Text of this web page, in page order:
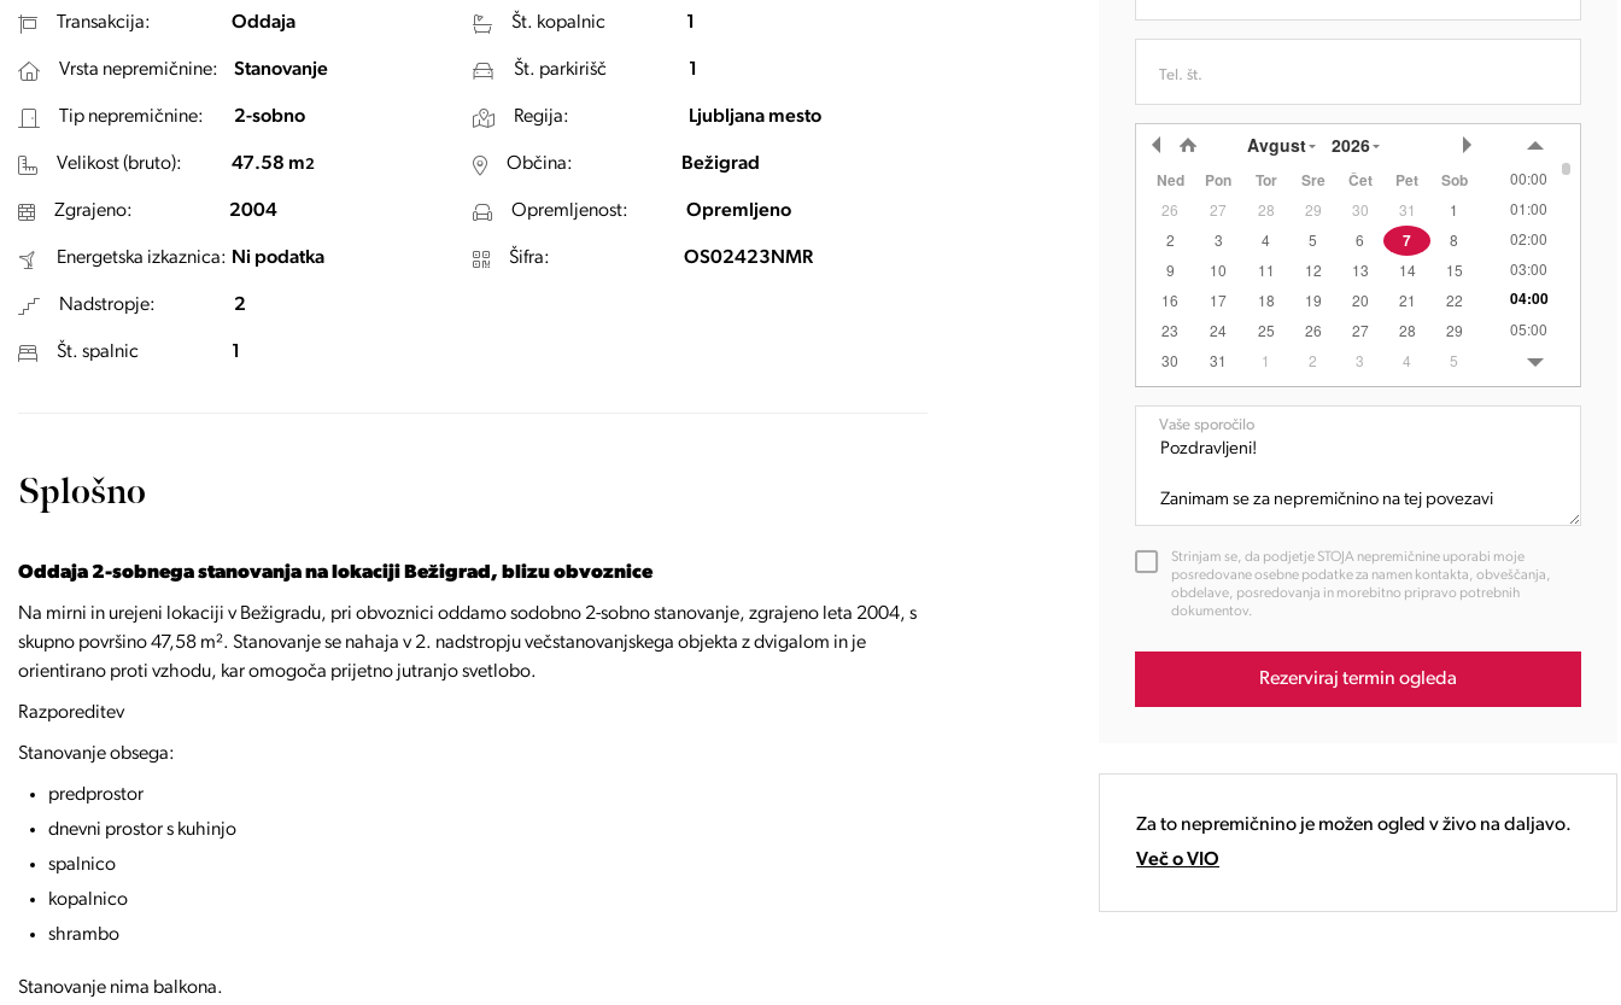
Tel. št.
Avgust 2026
Ned Pon Tor Sre Čet Pet Sob
26 27 28 29 30 31
1
2
3 4 5 6 7
8
9
10 11 12 13 14
15
16
17 18 19 20 21
22
23
24 25 26 27 28
29
30
31 1 2 3 4 5
00:00
01:00
02:00
03:00
04:00
05:00
06:00
07:00
13:00
14:00
20:00
Vaše sporočilo
Strinjam se, da podjetje STOJA nepremičnine uporabi moje
posredovane osebne podatke za namen kontakta, obveščanja,
obdelave, posredovanja in morebitno pripravo potrebnih
dokumentov.
Rezerviraj termin ogleda
Za to nepremičnino je možen ogled v živo na daljavo.
Več o VIO
Transakcija: Oddaja
Vrsta nepremičnine: Stanovanje
Tip nepremičnine: 2-sobno
Velikost (bruto): 47.58 m2
Zgrajeno: 2004
Energetska izkaznica: Ni podatka
Nadstropje: 2
Št. spalnic 1
Št. kopalnic 1
Št. parkirišč 1
Regija: Ljubljana mesto
Občina: Bežigrad
Opremljenost: Opremljeno
Šifra: OS02423NMR
Splošno
Oddaja 2-sobnega stanovanja na lokaciji Bežigrad, blizu obvoznice
Na mirni in urejeni lokaciji v Bežigradu, pri obvoznici oddamo sodobno 2-sobno stanovanje, zgrajeno leta 2004, s
skupno površino 47,58 m². Stanovanje se nahaja v 2. nadstropju večstanovanjskega objekta z dvigalom in je
orientirano proti vzhodu, kar omogoča prijetno jutranjo svetlobo.
Razporeditev
Stanovanje obsega:
predprostor
dnevni prostor s kuhinjo
spalnico
kopalnico
shrambo
Stanovanje nima balkona.